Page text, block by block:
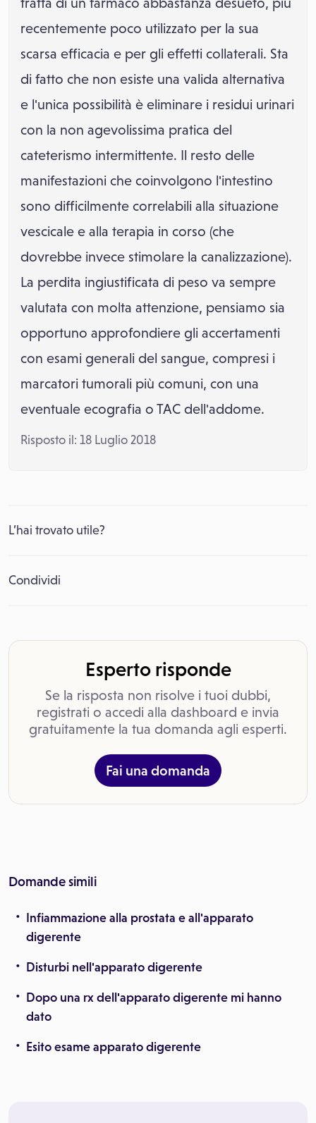
recentemente poco utilizzato per la sua
scarsa efficacia e per gli effetti collaterali. Sta
di fatto che non esiste una valida alternativa
e l'unica possibilità è eliminare i residui urinari
con la non agevolissima pratica del
cateterismo intermittente. Il resto delle
manifestazioni che coinvolgono l'intestino
sono difficilmente correlabili alla situazione
vescicale e alla terapia in corso (che
dovrebbe invece stimolare la canalizzazione).
La perdita ingiustificata di peso va sempre
valutata con molta attenzione, pensiamo sia
opportuno approfondiere gli accertamenti
con esami generali del sangue, compresi i
marcatori tumorali più comuni, con una
eventuale ecografia o TAC dell'addome.
Risposto il: 18 Luglio 2018
L’hai trovato utile?
Condividi
Esperto risponde
Se la risposta non risolve i tuoi dubbi,
registrati o accedi alla dashboard e invia
gratuitamente la tua domanda agli esperti.
Fai una domanda
Domande simili
Infiammazione alla prostata e all'apparato
digerente
Disturbi nell'apparato digerente
Dopo una rx dell'apparato digerente mi hanno
dato
Esito esame apparato digerente